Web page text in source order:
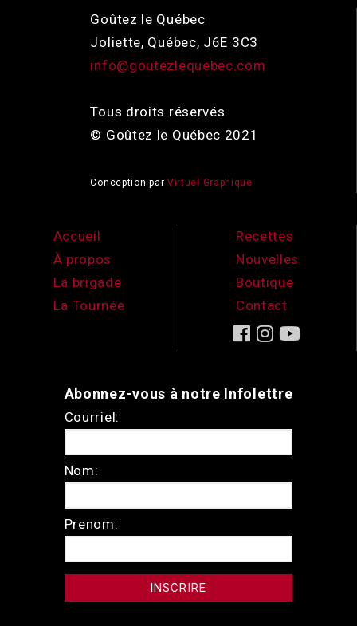
Goûtez le Québec
Joliette, Québec, J6E 3C3
info@goutezlequebec.com
Tous droits réservés
© Goûtez le Québec 2021
Conception par Virtuel Graphique
Accueil
À propos
La brigade
La Tournée
Recettes
Nouvelles
Boutique
Contact
Abonnez-vous à notre Infolettre
Courriel:
Nom:
Prenom: